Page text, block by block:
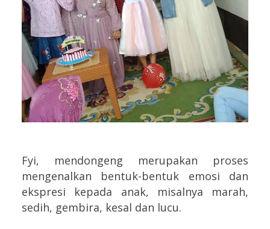
Fyi, mendongeng merupakan proses
mengenalkan bentuk-bentuk emosi dan
ekspresi kepada anak, misalnya marah,
sedih, gembira, kesal dan lucu.